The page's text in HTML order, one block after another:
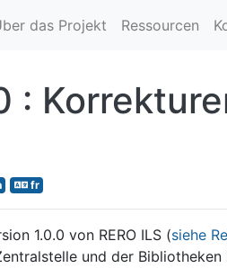
das Projekt Ressourcen
:
fr
1.0.0 von RERO ILS (siehe
und der